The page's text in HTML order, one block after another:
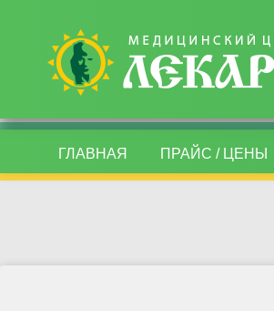
ГЛАВНАЯ ПРАЙС / ЦЕНЫ